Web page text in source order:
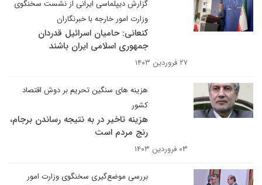
گزارش دیپلماسی ایرانی از نشست سخنگوی
وزارت امور خارجه با خبرنگاران
کنعانی: حامیان اسرائیل قدردان
جمهوری اسلامی ایران باشند
۲۷ فروردین ۱۴۰۳
هزینه های سنگین تحریم بر دوش اقتصاد
کشور
هزینه تاخیر در به نتیجه رساندن برجام،
رنج مردم است
۰۳ فروردین ۱۴۰۳
بررسی موضع‌گیری سخنگوی وزارت امور